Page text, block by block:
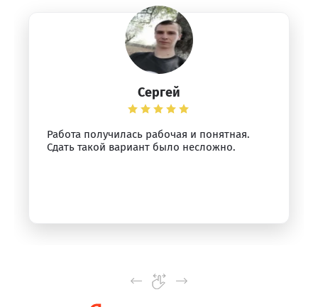
Сергей
Работа получилась рабочая и понятная.
Сдать такой вариант было несложно.